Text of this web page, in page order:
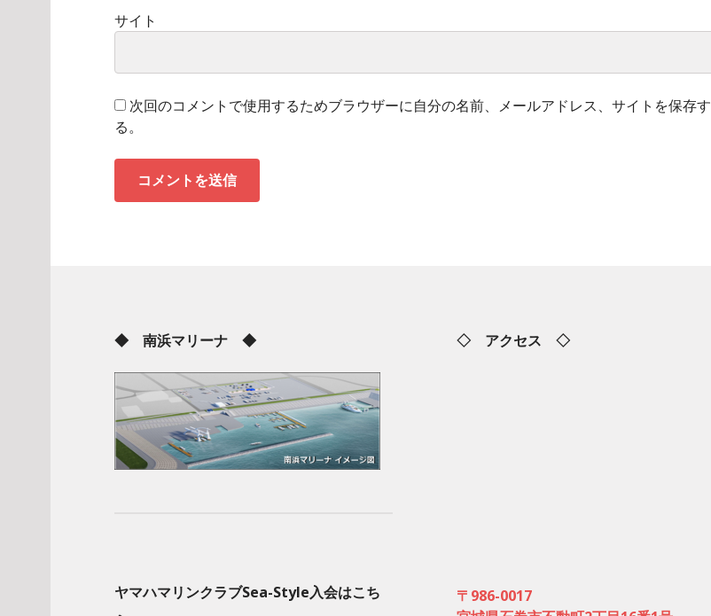
サイト
次回のコメントで使用するためブラウザーに自分の名前、メールアドレス、サイトを保存す
る。
◆ 南浜マリーナ ◆
ヤマハマリンクラブSea-Style入会はこち
◇ アクセス ◇
〒986-0017